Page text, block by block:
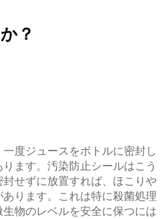
？
度ジュースをボトルに密封し
ます。汚染防止シールはこう
せずに放置すれば、ほこりや
ります。これは特に殺菌処理
物のレベルを安全に保つには